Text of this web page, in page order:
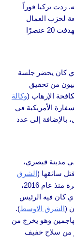
ردت تركيا فوراً
لحزب العمال
الكردستاني في شمال العراق، مُعلنةً أنها استهدفت 20 عنصرًا
كان يحضر جلسة
من تحقيق
الإرهاب (وكالة
الأمريكية في
بالإضافة إلى عدد
مدينة قيصري،
الشرق
). يعتبر الهجوم الأول من نوعه في أنقرة منذ عام 2016،
كان فيه الرئيس
(الشرق الاوسط).
وهو يخرج من
من سلاح خفيف